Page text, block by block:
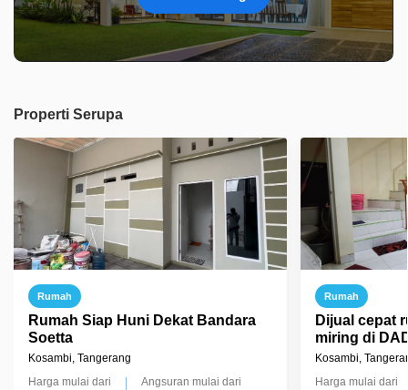
Properti Serupa
Rumah
Rumah Siap Huni Dekat Bandara
Soetta
Kosambi, Tangerang
Harga mulai dari
Angsuran mulai dari
Rumah
Dijual cepat
miring di
Kosambi,
Harga mulai dari